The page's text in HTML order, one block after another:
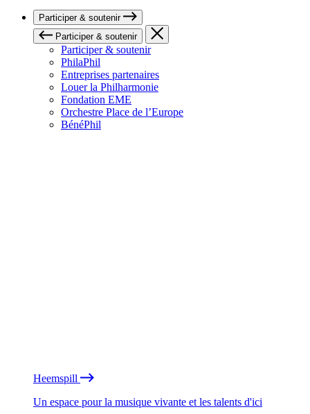
Participer & soutenir
Participer & soutenir
Participer & soutenir
PhilaPhil
Entreprises partenaires
Louer la Philharmonie
Fondation EME
Orchestre Place de l’Europe
BénéPhil
Heemspill
Un espace pour la musique vivante et les talents d'ici